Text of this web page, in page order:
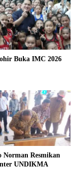
Buka IMC 2026
Norman Resmikan
UNDIKMA